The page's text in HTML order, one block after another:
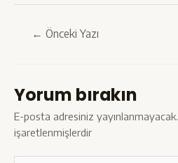
← Önceki Yazı
Yorum bırakın
E-posta adresiniz yayınlanmayacak.
işaretlenmişlerdir